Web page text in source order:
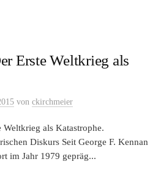
Erste Weltkrieg als
von ckirchmeier
Weltkrieg als Katastrophe.
Diskurs Seit George F. Kennan
im Jahr 1979 gepräg...